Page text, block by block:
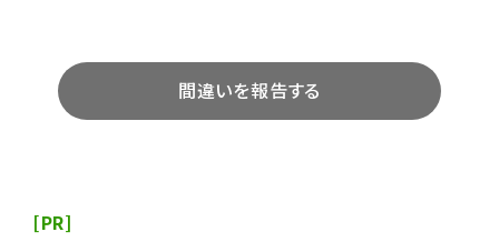
間違いを報告する
[PR]